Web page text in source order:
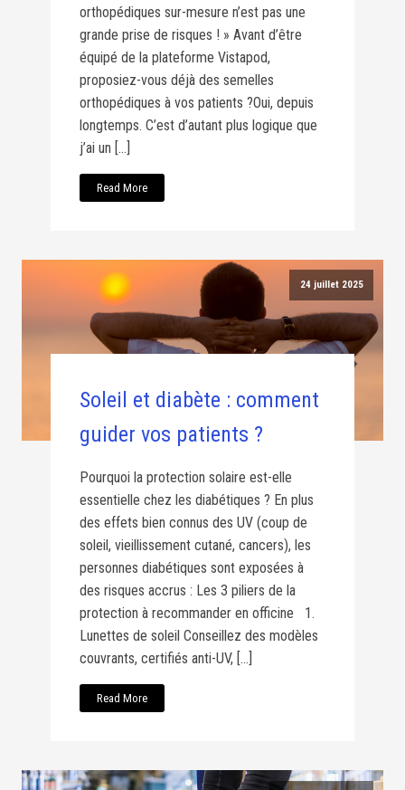
orthopédiques sur-mesure n’est pas une
grande prise de risques ! » Avant d’être
équipé de la plateforme Vistapod,
proposiez-vous déjà des semelles
orthopédiques à vos patients ?Oui, depuis
longtemps. C’est d’autant plus logique que
j’ai un […]
Read More
24 juillet 2025
Soleil et diabète : comment
guider vos patients ?
Pourquoi la protection solaire est-elle
essentielle chez les diabétiques ? En plus
des effets bien connus des UV (coup de
soleil, vieillissement cutané, cancers), les
personnes diabétiques sont exposées à
des risques accrus : Les 3 piliers de la
protection à recommander en officine 1.
Lunettes de soleil Conseillez des modèles
couvrants, certifiés anti-UV, […]
Read More